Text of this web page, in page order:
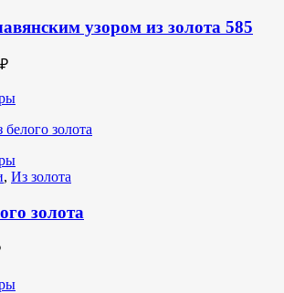
узором из золота 585
₽
, Из золота
золота